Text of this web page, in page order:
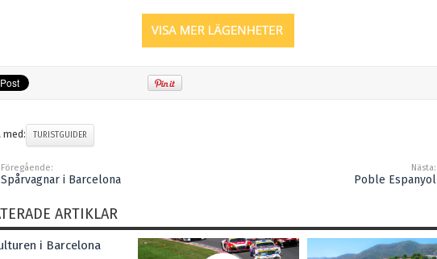
med: TURISTGUIDER
Föregående:
Spårvagnar i Barcelona
Nästa:
Poble Espanyol
ARTIKLAR
i Barcelona